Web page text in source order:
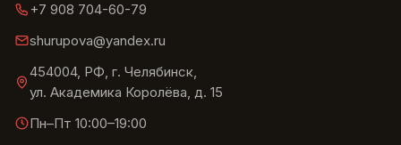
+7 908 704-60-79
shurupova@yandex.ru
454004, РФ, г. Челябинск,
ул. Академика Королёва, д. 15
Пн–Пт 10:00–19:00